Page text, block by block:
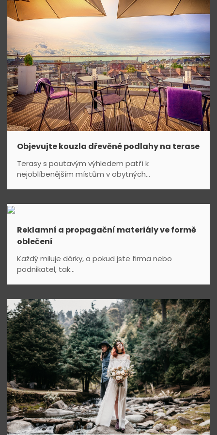
e
k
Objevujte kouzla dřevěné podlahy na terase
Terasy s poutavým výhledem patří k
nejoblíbenějším místům v obytných...
Reklamní a propagační materiály ve formě
oblečení
Každý miluje dárky, a pokud jste firma nebo
podnikatel, tak...